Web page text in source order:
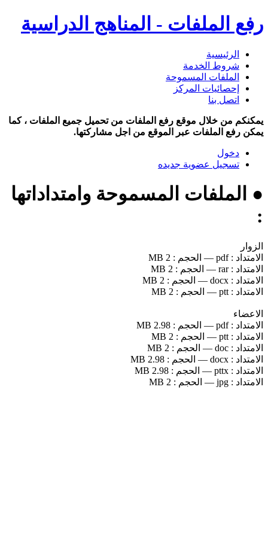
رفع الملفات - المناهج الدراسية
الرئيسية
شروط الخدمة
الملفات المسموحة
إحصائيات المركز
اتصل بنا
يمكنكم من خلال موقع رفع الملفات من تحميل جميع الملفات ، كما
يمكن رفع الملفات عبر الموقع من اجل مشاركتها.
دخول
تسجيل عضوية جديده
● الملفات المسموحة وامتداداتها
:
الزوار
الامتداد :pdf
— الحجم : 2 MB
الامتداد :rar
— الحجم : 2 MB
الامتداد : docx
— الحجم : 2 MB
الامتداد : ptt
— الحجم : 2 MB
الاعضاء
الامتداد :pdf
— الحجم : 2.98 MB
الامتداد : ptt
— الحجم : 2 MB
الامتداد : doc
— الحجم : 2 MB
الامتداد : docx
— الحجم : 2.98 MB
الامتداد : pttx
— الحجم : 2.98 MB
الامتداد : jpg
— الحجم : 2 MB